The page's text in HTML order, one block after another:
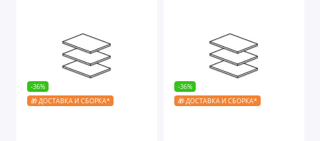
-36%
🎁 ДОСТАВКА И СБОРКА*
-36%
🎁 ДОСТАВКА И СБОРКА*